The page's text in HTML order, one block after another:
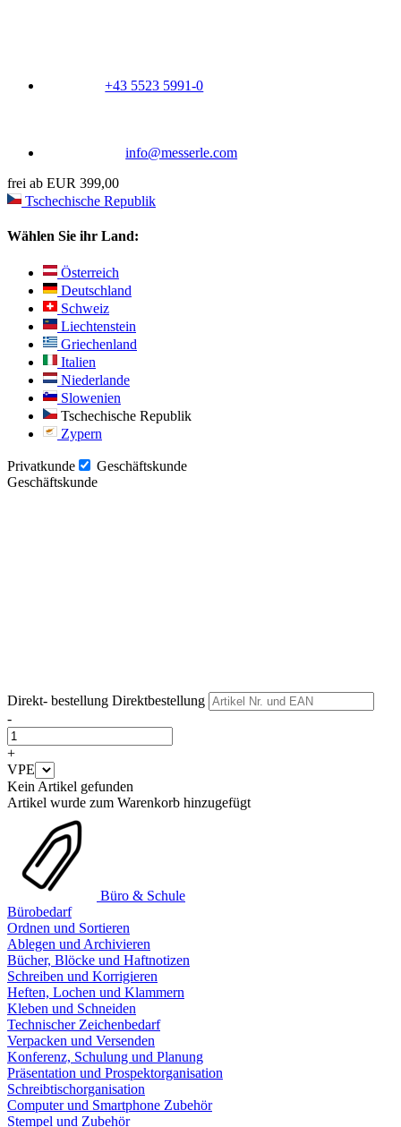
+43 5523 5991-0
info@messerle.com
frei ab EUR 399,00
Tschechische Republik
Wählen Sie ihr Land:
Österreich
Deutschland
Schweiz
Liechtenstein
Griechenland
Italien
Niederlande
Slowenien
Tschechische Republik
Zypern
Privatkunde
Geschäftskunde
Geschäftskunde
Direkt- bestellung Direktbestellung
-
+
VPE
Kein Artikel gefunden
Artikel wurde zum Warenkorb hinzugefügt
Büro & Schule
Bürobedarf
Ordnen und Sortieren
Ablegen und Archivieren
Bücher, Blöcke und Haftnotizen
Schreiben und Korrigieren
Heften, Lochen und Klammern
Kleben und Schneiden
Technischer Zeichenbedarf
Verpacken und Versenden
Konferenz, Schulung und Planung
Präsentation und Prospektorganisation
Schreibtischorganisation
Computer und Smartphone Zubehör
Stempel und Zubehör